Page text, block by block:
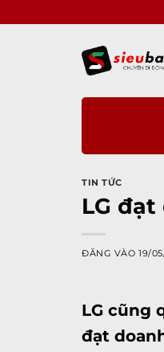
qua
TIN TỨC
LG
ĐĂNG VÀO19/
LG cũng
đạt